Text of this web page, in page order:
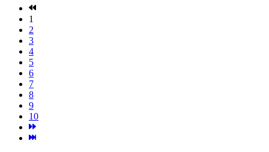
1
2
3
4
5
6
7
8
9
10